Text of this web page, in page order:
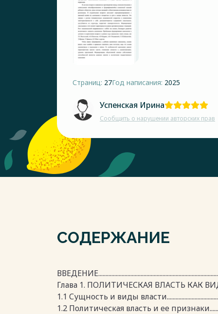
Страниц: 27Год написания: 2025
Успенская Ирина
Сообщить о нарушении авторских прав
СОДЕРЖАНИЕ
Глава 1. ПОЛИТИЧЕСКАЯ ВЛАСТЬ КАК ВИД
1.1 Сущность и виды
1.2 Политическая власть и ее